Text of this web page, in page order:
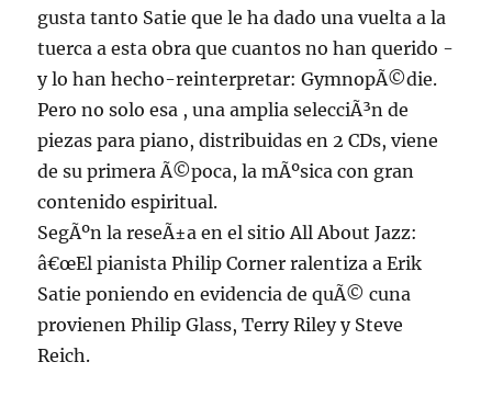
gusta tanto Satie que le ha dado una vuelta a la
tuerca a esta obra que cuantos no han querido -
y lo han hecho-reinterpretar: GymnopÃ©die.
Pero no solo esa , una amplia selecciÃ³n de
piezas para piano, distribuidas en 2 CDs, viene
de su primera Ã©poca, la mÃºsica con gran
contenido espiritual.
SegÃºn la reseÃ±a en el sitio All About Jazz:
â€œEl pianista Philip Corner ralentiza a Erik
Satie poniendo en evidencia de quÃ© cuna
provienen Philip Glass, Terry Riley y Steve
Reich.